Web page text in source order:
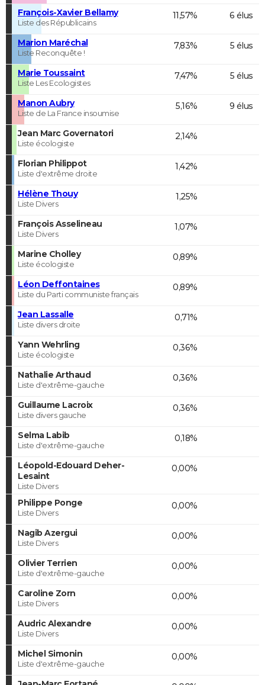
François-Xavier Bellamy
Liste des Républicains
11,57% 6 élus
Marion Maréchal
Liste Reconquête !
7,83% 5 élus
Marie Toussaint
Liste Les Ecologistes
7,47% 5 élus
Manon Aubry
Liste de La France insoumise
5,16% 9 élus
Jean Marc Governatori
Liste écologiste
2,14%
Florian Philippot
Liste d'extrême droite
1,42%
Hélène Thouy
Liste Divers
1,25%
François Asselineau
Liste Divers
1,07%
Marine Cholley
Liste écologiste
0,89%
Léon Deffontaines
Liste du Parti communiste français
0,89%
Jean Lassalle
Liste divers droite
0,71%
Yann Wehrling
Liste écologiste
0,36%
Nathalie Arthaud
Liste d'extrême-gauche
0,36%
Guillaume Lacroix
Liste divers gauche
0,36%
Selma Labib
Liste d'extrême-gauche
0,18%
Léopold-Edouard Deher-
Lesaint
Liste Divers
0,00%
Philippe Ponge
Liste Divers
0,00%
Nagib Azergui
Liste Divers
0,00%
Olivier Terrien
Liste d'extrême-gauche
0,00%
Caroline Zorn
Liste Divers
0,00%
Audric Alexandre
Liste Divers
0,00%
Michel Simonin
Liste d'extrême-gauche
0,00%